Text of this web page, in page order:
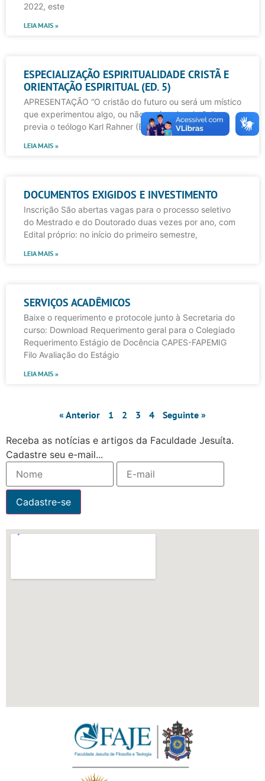
2022, este
LEIA MAIS »
ESPECIALIZAÇÃO ESPIRITUALIDADE CRISTÃ E
ORIENTAÇÃO ESPIRITUAL (ED. 5)
APRESENTAÇÃO “O cristão do futuro ou será um místico
que experimentou algo, ou não será mais cristão”,
previa o teólogo Karl Rahner (Escritos de Teología.
LEIA MAIS »
DOCUMENTOS EXIGIDOS E INVESTIMENTO
Inscrição São abertas vagas para o processo seletivo
do Mestrado e do Doutorado duas vezes por ano, com
Edital próprio: no início do primeiro semestre,
LEIA MAIS »
SERVIÇOS ACADÊMICOS
Baixe o requerimento e protocole junto à Secretaria do
curso: Download Requerimento geral para o Colegiado
Requerimento Estágio de Docência CAPES-FAPEMIG
Filo Avaliação do Estágio
LEIA MAIS »
« Anterior 1 2 3 4 Seguinte »
Receba as notícias e artigos da Faculdade Jesuíta.
Cadastre seu e-mail...